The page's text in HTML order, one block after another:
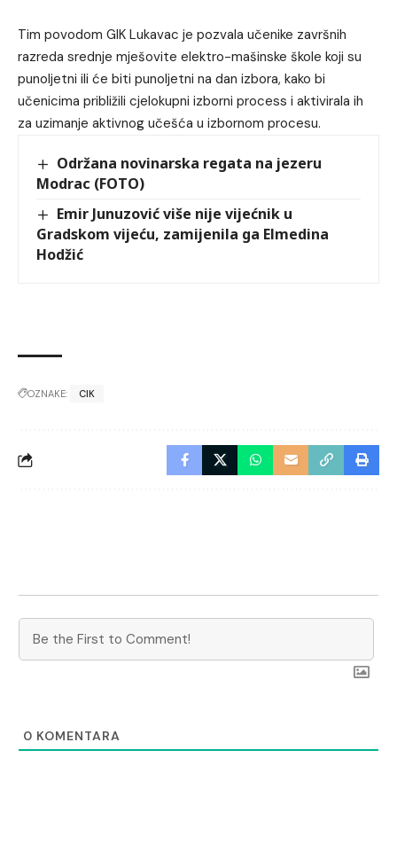
Tim povodom GIK Lukavac je pozvala učenike završnih
razreda srednje mješovite elektro-mašinske škole koji su
punoljetni ili će biti punoljetni na dan izbora, kako bi
učenicima približili cjelokupni izborni process i aktivirala ih
za uzimanje aktivnog učešća u izbornom procesu.
Održana novinarska regata na jezeru
Modrac (FOTO)
Emir Junuzović više nije vijećnik u
Gradskom vijeću, zamijenila ga Elmedina
Hodžić
OZNAKE: CIK
0 KOMENTARA